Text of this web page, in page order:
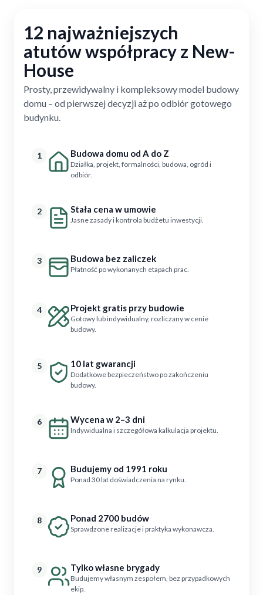
12 najważniejszych
atutów współpracy z New-
House
Prosty, przewidywalny i kompleksowy model budowy
domu – od pierwszej decyzji aż po odbiór gotowego
budynku.
1 Budowa domu od A do Z
Działka, projekt, formalności, budowa, ogród i
odbiór.
2 Stała cena w umowie
Jasne zasady i kontrola budżetu inwestycji.
3 Budowa bez zaliczek
Płatność po wykonanych etapach prac.
4 Projekt gratis przy budowie
Gotowy lub indywidualny, rozliczany w cenie
budowy.
5 10 lat gwarancji
Dodatkowe bezpieczeństwo po zakończeniu
budowy.
6 Wycena w 2–3 dni
Indywidualna i szczegółowa kalkulacja projektu.
7 Budujemy od 1991 roku
Ponad 30 lat doświadczenia na rynku.
8 Ponad 2700 budów
Sprawdzone realizacje i praktyka wykonawcza.
9 Tylko własne brygady
Budujemy własnym zespołem, bez przypadkowych
ekip.